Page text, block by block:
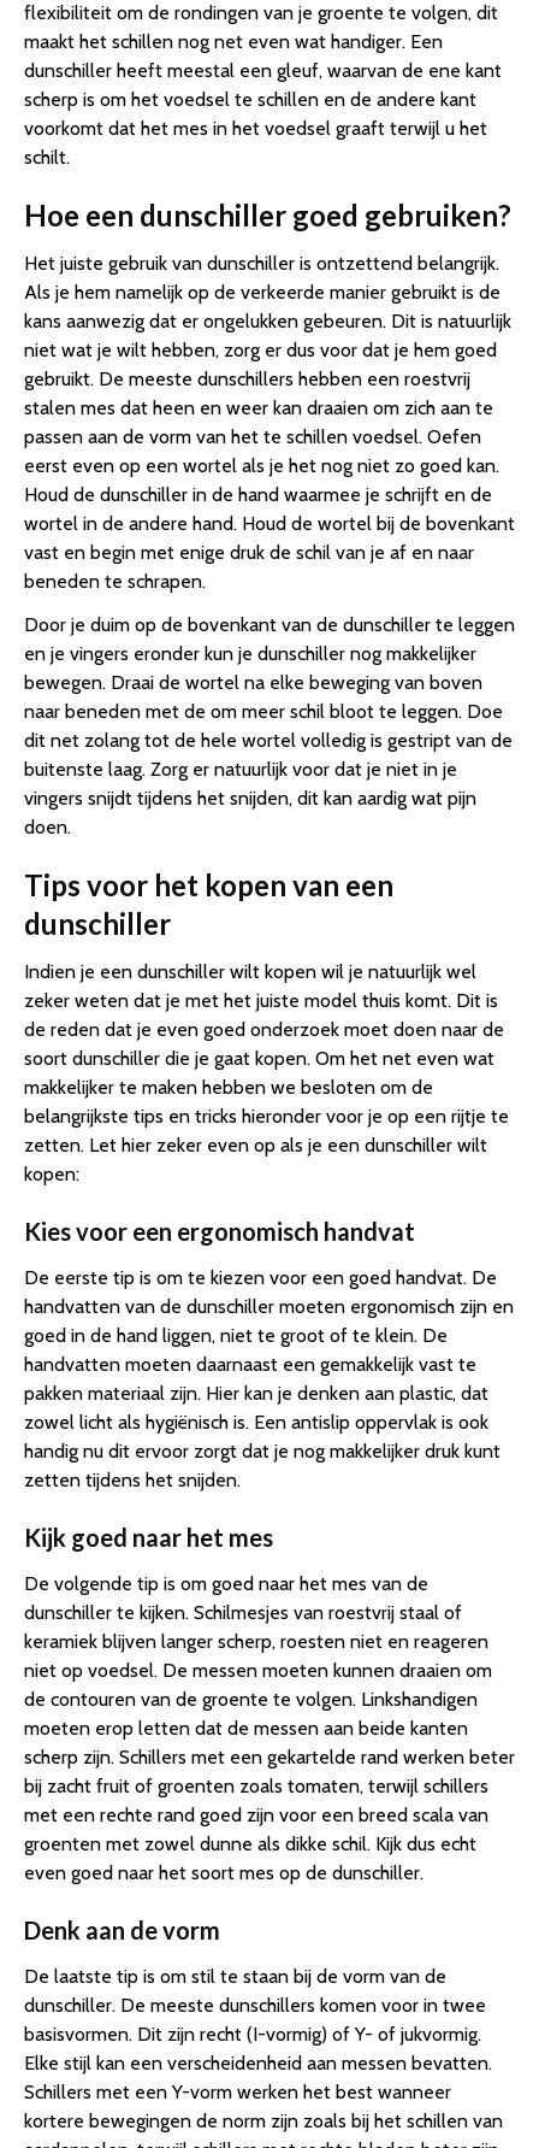
flexibiliteit om de rondingen van je groente te volgen, dit
maakt het schillen nog net even wat handiger. Een
dunschiller heeft meestal een gleuf, waarvan de ene kant
scherp is om het voedsel te schillen en de andere kant
voorkomt dat het mes in het voedsel graaft terwijl u het
schilt.
Hoe een dunschiller goed gebruiken?
Het juiste gebruik van dunschiller is ontzettend belangrijk.
Als je hem namelijk op de verkeerde manier gebruikt is de
kans aanwezig dat er ongelukken gebeuren. Dit is natuurlijk
niet wat je wilt hebben, zorg er dus voor dat je hem goed
gebruikt. De meeste dunschillers hebben een roestvrij
stalen mes dat heen en weer kan draaien om zich aan te
passen aan de vorm van het te schillen voedsel. Oefen
eerst even op een wortel als je het nog niet zo goed kan.
Houd de dunschiller in de hand waarmee je schrijft en de
wortel in de andere hand. Houd de wortel bij de bovenkant
vast en begin met enige druk de schil van je af en naar
beneden te schrapen.
Door je duim op de bovenkant van de dunschiller te leggen
en je vingers eronder kun je dunschiller nog makkelijker
bewegen. Draai de wortel na elke beweging van boven
naar beneden met de om meer schil bloot te leggen. Doe
dit net zolang tot de hele wortel volledig is gestript van de
buitenste laag. Zorg er natuurlijk voor dat je niet in je
vingers snijdt tijdens het snijden, dit kan aardig wat pijn
doen.
Tips voor het kopen van een
dunschiller
Indien je een dunschiller wilt kopen wil je natuurlijk wel
zeker weten dat je met het juiste model thuis komt. Dit is
de reden dat je even goed onderzoek moet doen naar de
soort dunschiller die je gaat kopen. Om het net even wat
makkelijker te maken hebben we besloten om de
belangrijkste tips en tricks hieronder voor je op een rijtje te
zetten. Let hier zeker even op als je een dunschiller wilt
kopen:
Kies voor een ergonomisch handvat
De eerste tip is om te kiezen voor een goed handvat. De
handvatten van de dunschiller moeten ergonomisch zijn en
goed in de hand liggen, niet te groot of te klein. De
handvatten moeten daarnaast een gemakkelijk vast te
pakken materiaal zijn. Hier kan je denken aan plastic, dat
zowel licht als hygiënisch is. Een antislip oppervlak is ook
handig nu dit ervoor zorgt dat je nog makkelijker druk kunt
zetten tijdens het snijden.
Kijk goed naar het mes
De volgende tip is om goed naar het mes van de
dunschiller te kijken. Schilmesjes van roestvrij staal of
keramiek blijven langer scherp, roesten niet en reageren
niet op voedsel. De messen moeten kunnen draaien om
de contouren van de groente te volgen. Linkshandigen
moeten erop letten dat de messen aan beide kanten
scherp zijn. Schillers met een gekartelde rand werken beter
bij zacht fruit of groenten zoals tomaten, terwijl schillers
met een rechte rand goed zijn voor een breed scala van
groenten met zowel dunne als dikke schil. Kijk dus echt
even goed naar het soort mes op de dunschiller.
Denk aan de vorm
De laatste tip is om stil te staan bij de vorm van de
dunschiller. De meeste dunschillers komen voor in twee
basisvormen. Dit zijn recht (I-vormig) of Y- of jukvormig.
Elke stijl kan een verscheidenheid aan messen bevatten.
Schillers met een Y-vorm werken het best wanneer
kortere bewegingen de norm zijn zoals bij het schillen van